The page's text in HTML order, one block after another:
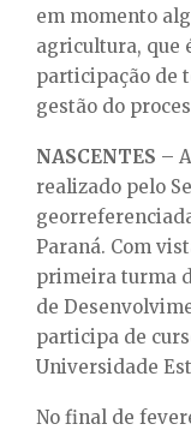
em momento
agricultura, que
participação de
gestão do
NASCENTES –
realizado pelo
Paraná. Com
primeira turma
de
participa de
Universidade
No final de